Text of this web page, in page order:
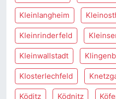
Kleinlangheim
Kleinrinderfeld
Kleinwallstadt
Klosterlechfeld
Köditz Ködnitz